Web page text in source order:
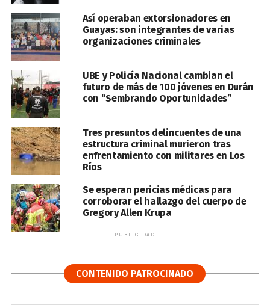
Así operaban extorsionadores en
Guayas: son integrantes de varias
organizaciones criminales
UBE y Policía Nacional cambian el
futuro de más de 100 jóvenes en Durán
con “Sembrando Oportunidades”
Tres presuntos delincuentes de una
estructura criminal murieron tras
enfrentamiento con militares en Los
Ríos
Se esperan pericias médicas para
corroborar el hallazgo del cuerpo de
Gregory Allen Krupa
PUBLICIDAD
CONTENIDO PATROCINADO